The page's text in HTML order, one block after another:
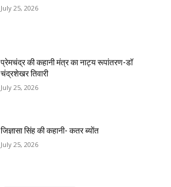
July 25, 2026
प्रेमचंद्र की कहानी मंत्र का नाट्य रूपांतरण-डॉ
चंद्रशेखर तिवारी
July 25, 2026
जिज्ञासा सिंह की कहानी- कतर ब्योंत
July 25, 2026